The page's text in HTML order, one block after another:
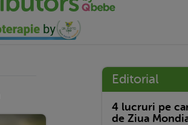
Editorial
4 lucruri pe
de Ziua